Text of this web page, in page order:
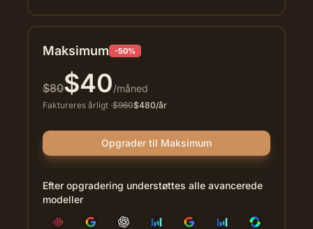
Maksimum -50%
$80$40/måned
Faktureres årligt ·$960$480/år
Opgrader til Maksimum
Efter opgradering understøttes alle avancerede
modeller